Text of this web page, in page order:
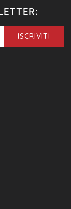
ISCRIVITI